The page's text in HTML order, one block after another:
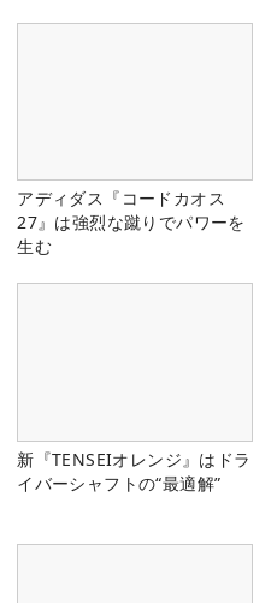
アディダス『コードカオス
27』は強烈な蹴りでパワーを
生む
新『TENSEIオレンジ』はドラ
イバーシャフトの“最適解”